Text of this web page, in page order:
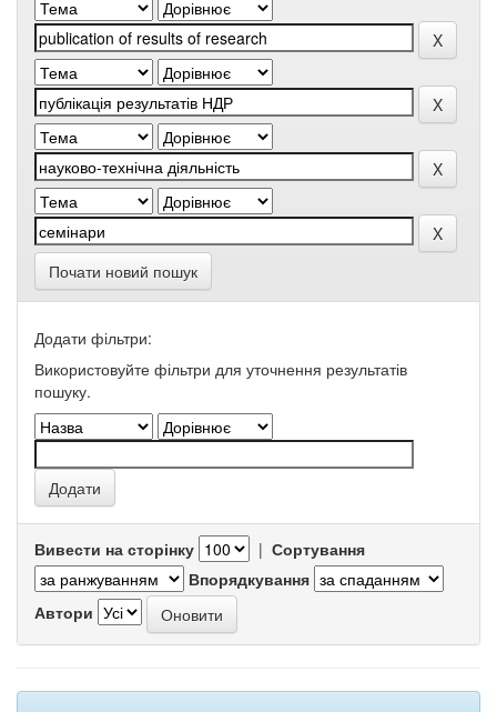
Почати новий пошук
Додати фільтри:
Використовуйте фільтри для уточнення результатів
пошуку.
Вивести на сторінку | Сортування
Впорядкування
Автори